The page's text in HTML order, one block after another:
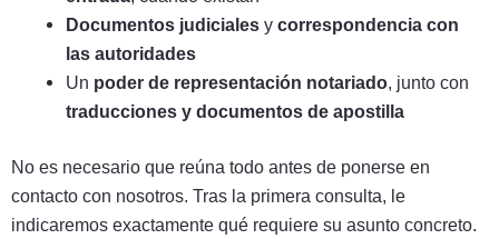
Documentos judiciales ycorrespondencia con
las autoridades
Un poder de representación notariado , junto con
traducciones y documentos de apostilla
No es necesario que reúna todo antes de ponerse en
contacto con nosotros. Tras la primera consulta, le
indicaremos exactamente qué requiere su asunto concreto.